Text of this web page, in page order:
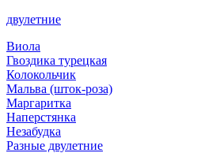
двулетние
Виола
Гвоздика турецкая
Колокольчик
Мальва (шток-роза)
Маргаритка
Наперстянка
Незабудка
Разные двулетние